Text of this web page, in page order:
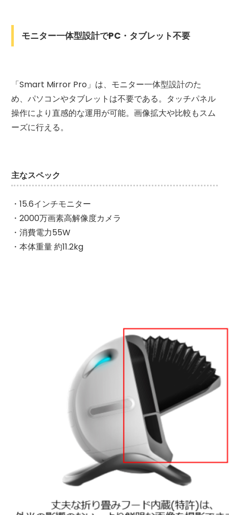
モニター一体型設計でPC・タブレット不要
「Smart Mirror Pro」は、モニター一体型設計のた
め、パソコンやタブレットは不要である。タッチパネル
操作により直感的な運用が可能。画像拡大や比較もスム
ーズに行える。
主なスペック
・15.6インチモニター
・2000万画素高解像度カメラ
・消費電力55W
・本体重量 約11.2kg